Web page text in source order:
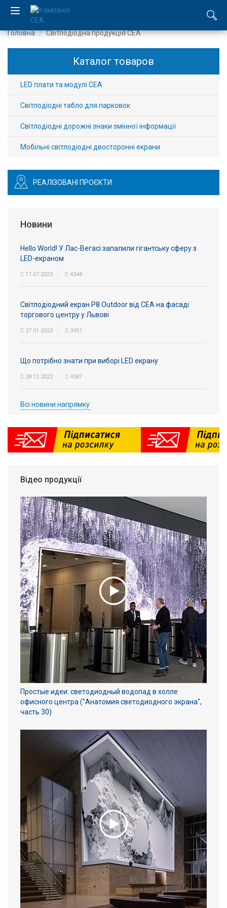
Компанія
авторизація
Виробники
Контакти
Доставка
Підтримка
Блог
Головна Світлодіодна продукція СЕА
Каталог товаров
LED плати та модулі CEA
Світлодіодні табло для парковок
Світлодіодні дорожні знаки змінної інформації
Мобільні світлодіодні двосторонні екрани
РЕАЛІЗОВАНІ ПРОЄКТИ
Новини
Hello World! У Лас-Вегасі запалили гігантську сферу з
LED-екраном
17.07.2023 4348
Світлодіодний екран P8 Outdoor від СЕА на фасаді
торгового центру у Львові
27.01.2023 3951
Що потрібно знати при виборі LED екрану
28.12.2022 4587
Всі новини напрямку
Відео продукції
Простые идеи: светодиодный водопад в холле
офисного центра ("Анатомия светодиодного экрана",
часть 30)